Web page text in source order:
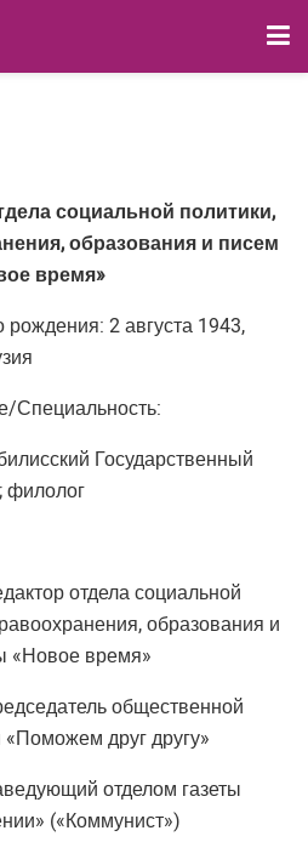
социальной политики,
образования и писем
время»
рождения: 2 августа 1943,
Специальность:
Государственный
филолог
отдела социальной
образования и
«Новое время»
общественной
«Поможем друг другу»
отделом газеты
(«Коммунист»)